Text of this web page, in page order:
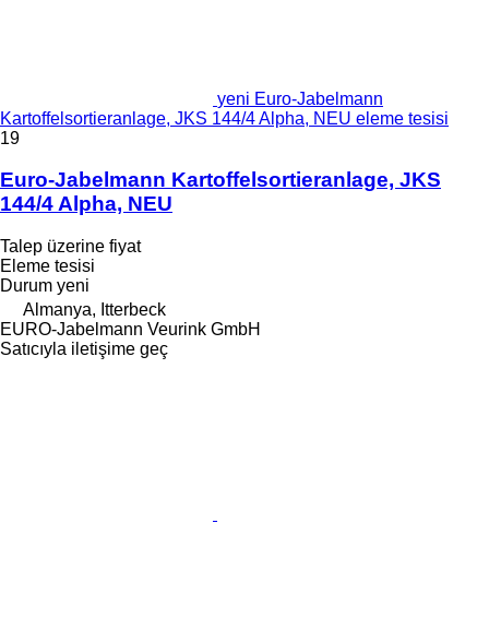
yeni Euro-Jabelmann
Kartoffelsortieranlage, JKS 144/4 Alpha, NEU eleme tesisi
19
Euro-Jabelmann Kartoffelsortieranlage, JKS
144/4 Alpha, NEU
Talep üzerine fiyat
Eleme tesisi
Durum yeni
Almanya, Itterbeck
EURO-Jabelmann Veurink GmbH
Satıcıyla iletişime geç